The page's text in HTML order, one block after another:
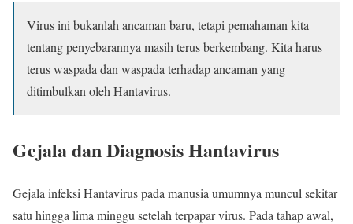
Virus ini bukanlah ancaman baru, tetapi pemahaman kita
tentang penyebarannya masih terus berkembang. Kita harus
terus waspada dan waspada terhadap ancaman yang
ditimbulkan oleh Hantavirus.
Gejala dan Diagnosis Hantavirus
Gejala infeksi Hantavirus pada manusia umumnya muncul sekitar
satu hingga lima minggu setelah terpapar virus. Pada tahap awal,